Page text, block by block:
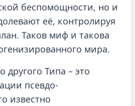
беспомощности, но и
её, контролируя
Таков миф и такова
мира.
Типа – это
псевдо-
известно